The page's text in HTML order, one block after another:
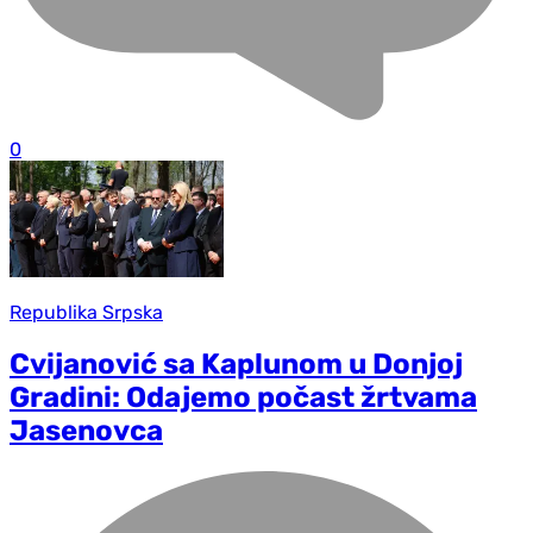
0
Republika Srpska
Cvijanović sa Kaplunom u Donjoj
Gradini: Odajemo počast žrtvama
Jasenovca